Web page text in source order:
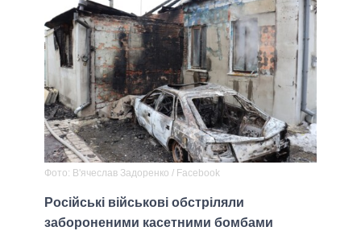
Фото: В'ячеслав Задоренко / Facebook
Російські військові обстріляли
забороненими касетними бомбами